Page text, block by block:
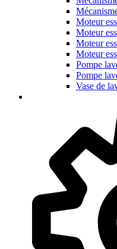
Moteur
Moteur
Moteur
Moteur
Pompe
Pompe
Vase de